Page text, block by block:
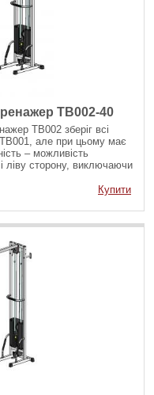
TB002-40
TB002 зберіг всі
ТВ001, але при цьому має
– можливість
ліву сторону, виключаючи
(кросовер),
вправи.
Купити